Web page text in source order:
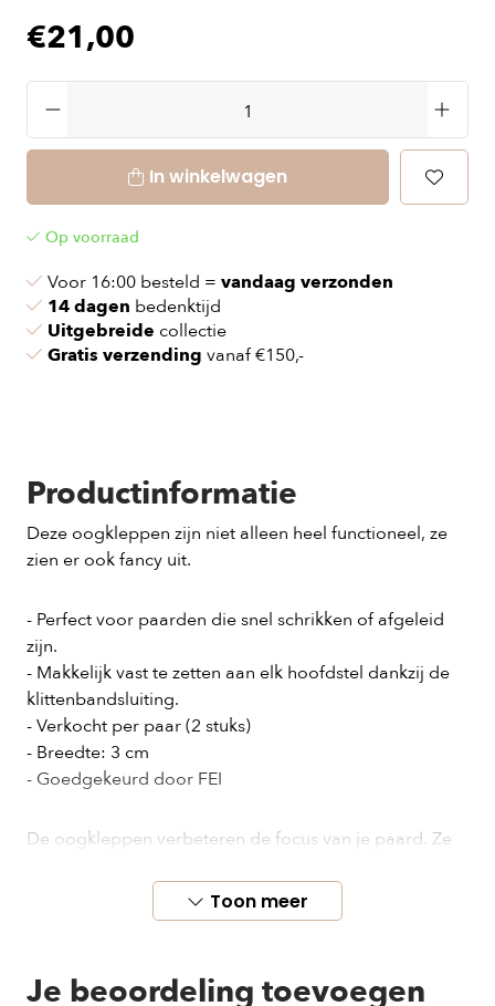
€21,00
In winkelwagen
Op voorraad
Voor 16:00 besteld = vandaag verzonden
14 dagen bedenktijd
Uitgebreide collectie
Gratis verzending vanaf €150,-
Productinformatie
Deze oogkleppen zijn niet alleen heel functioneel, ze
zien er ook fancy uit.
- Perfect voor paarden die snel schrikken of afgeleid
zijn.
- Makkelijk vast te zetten aan elk hoofdstel dankzij de
klittenbandsluiting.
- Verkocht per paar (2 stuks)
- Breedte: 3 cm
- Goedgekeurd door FEI
De oogkleppen verbeteren de focus van je paard. Ze
voor schrikachtige paarden die snel afgeleid zijn.
stang&trens) dankzij de klittenbandsluiting.
Toon meer
Je beoordeling toevoegen